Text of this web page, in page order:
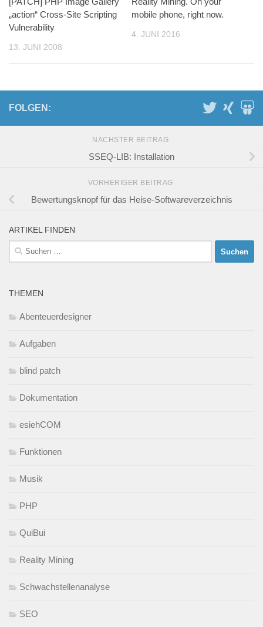
„action“ Cross-Site Scripting
Vulnerability
13. JUNI 2008
mobile phone, right now.
4. JUNI 2016
FOLGEN:
NÄCHSTER BEITRAG
SSEQ-LIB: Installation
VORHERIGER BEITRAG
Bewertungsknopf für das Heise-Softwareverzeichnis
ARTIKEL FINDEN
Suchen
nach:
THEMEN
Abenteuerdesigner
Aufgaben
blind patch
Dokumentation
esiehCOM
Funktionen
Musik
PHP
QuiBui
Reality Mining
Schwachstellenanalyse
SEO